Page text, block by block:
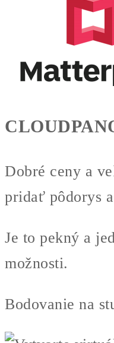
Dobré ceny a
pridať pôdorys
Je to pekný a
možnosti.
Bodovanie na